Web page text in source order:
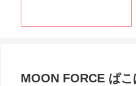
MOON FORCE ぱ